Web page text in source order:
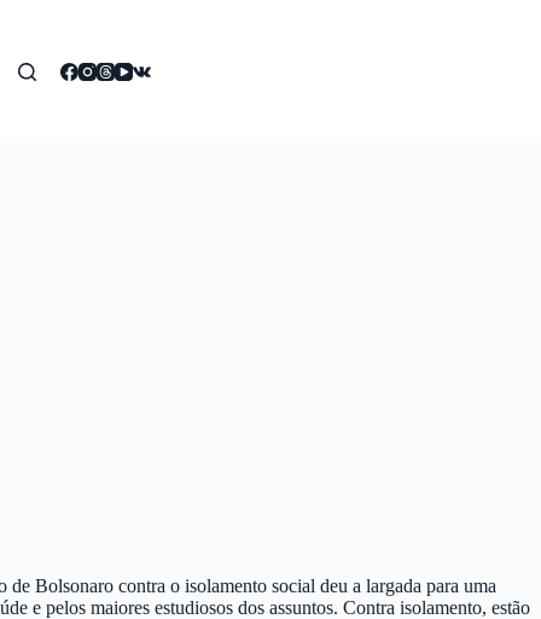
Bolsonaro contra o isolamento social deu a largada para uma
e pelos maiores estudiosos dos assuntos. Contra isolamento, estão